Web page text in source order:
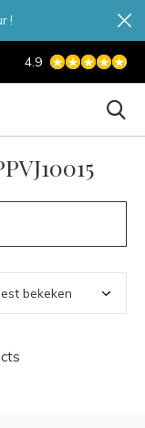
7 Dagen Per
4.9
!